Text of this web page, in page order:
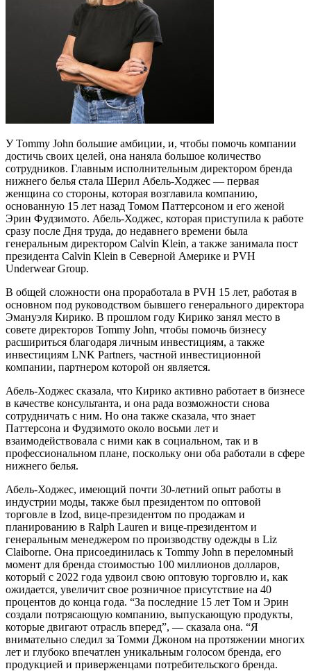
У Tommy John большие амбиции, и, чтобы помочь компании
достичь своих целей, она наняла большое количество
сотрудников. Главным исполнительным директором бренда
нижнего белья стала Шерил Абель-Ходжес — первая
женщина со стороны, которая возглавила компанию,
основанную 15 лет назад Томом Паттерсоном и его женой
Эрин Фудзимото. Абель-Ходжес, которая приступила к работе
сразу после Дня труда, до недавнего времени была
генеральным директором Calvin Klein, а также занимала пост
президента Calvin Klein в Северной Америке и PVH
Underwear Group.
В общей сложности она проработала в PVH 15 лет, работая в
основном под руководством бывшего генерального директора
Эмануэля Кирико. В прошлом году Кирико занял место в
совете директоров Tommy John, чтобы помочь бизнесу
расшириться благодаря личным инвестициям, а также
инвестициям LNK Partners, частной инвестиционной
компании, партнером которой он является.
Абель-Ходжес сказала, что Кирико активно работает в бизнесе
в качестве консультанта, и она рада возможности снова
сотрудничать с ним. Но она также сказала, что знает
Паттерсона и Фудзимото около восьми лет и
взаимодействовала с ними как в социальном, так и в
профессиональном плане, поскольку они оба работали в сфере
нижнего белья.
Абель-Ходжес, имеющий почти 30-летний опыт работы в
индустрии моды, также был президентом по оптовой
торговле в Izod, вице-президентом по продажам и
планированию в Ralph Lauren и вице-президентом и
генеральным менеджером по производству одежды в Liz
Claiborne. Она присоединилась к Tommy John в переломный
момент для бренда стоимостью 100 миллионов долларов,
который с 2022 года удвоил свою оптовую торговлю и, как
ожидается, увеличит свое розничное присутствие на 40
процентов до конца года. “За последние 15 лет Том и Эрин
создали потрясающую компанию, выпускающую продукты,
которые двигают отрасль вперед”, — сказала она. “Я
внимательно следил за Томми Джоном на протяжении многих
лет и глубоко впечатлен уникальным голосом бренда, его
продукцией и приверженцами потребительского бренда.